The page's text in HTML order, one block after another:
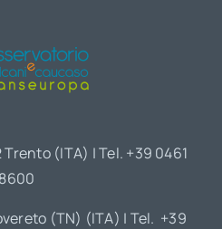
Trento (ITA) | Tel. +39 0461
(TN) (ITA) | Tel. +39